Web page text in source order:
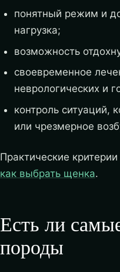
понятный режим и
нагрузка;
возможность
своевременное
неврологических и
контроль ситуаций,
или чрезмерное
Практические
как выбрать щенка.
Есть ли
породы